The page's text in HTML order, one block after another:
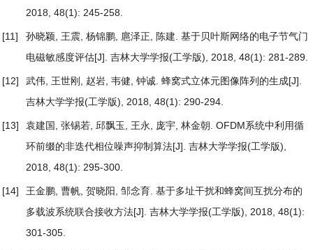
2018, 48(1): 245-258.
[11] 孙晓颖, 王震, 杨锦鹏, 扈泽正, 陈建. 基于贝叶斯网络的电子节气门
电磁敏感度评估[J]. 吉林大学学报(工学版), 2018, 48(1): 281-289.
[12] 武伟, 王世刚, 赵岩, 韦健, 钟诚. 蜂窝式立体元图像阵列的生成[J].
吉林大学学报(工学版), 2018, 48(1): 290-294.
[13] 袁建国, 张锡若, 邱飘玉, 王永, 庞宇, 林金朝. OFDM系统中利用循
环前缀的非迭代相位噪声抑制算法[J]. 吉林大学学报(工学版),
2018, 48(1): 295-300.
[14] 王金鹏, 曹帆, 贺晓阳, 邹念育. 基于多址干扰和蜂窝间互扰分布的
多载波系统联合接收方法[J]. 吉林大学学报(工学版), 2018, 48(1):
301-305.